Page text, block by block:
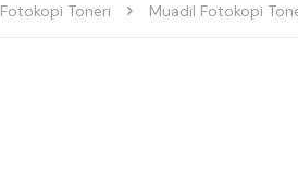
Fotokopi Toneri Muadil Fotokopi